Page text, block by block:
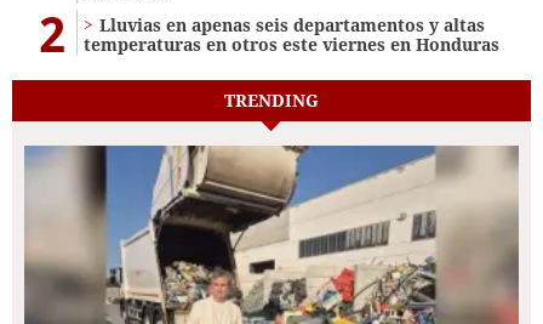
2
Lluvias en apenas seis departamentos y altas
temperaturas en otros este viernes en Honduras
TRENDING